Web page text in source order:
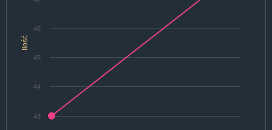
Ilość
43
44
45
46